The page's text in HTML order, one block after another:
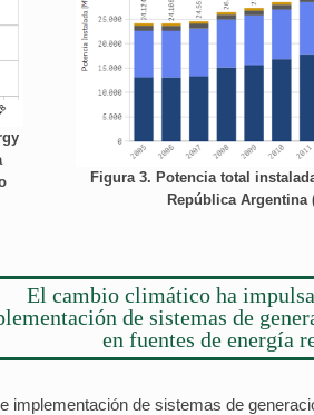
Figura 3. Potencia total
República Argentina
El cambio climático ha
de sistemas de
en fuentes de energía
implementación de sistemas de